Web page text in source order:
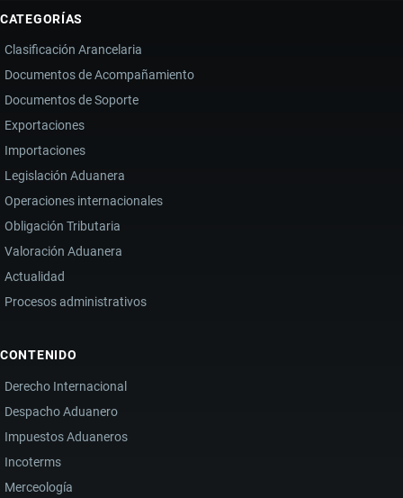
CATEGORÍAS
Clasificación Arancelaria
Documentos de Acompañamiento
Documentos de Soporte
Exportaciones
Importaciones
Legislación Aduanera
Operaciones internacionales
Obligación Tributaria
Valoración Aduanera
Actualidad
Procesos administrativos
CONTENIDO
Derecho Internacional
Despacho Aduanero
Impuestos Aduaneros
Incoterms
Merceología